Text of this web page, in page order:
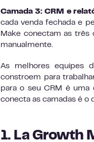
Camada 3: CRM e
cada venda fechada e
Make conectam as três
manualmente.
As melhores equipes
constroem para
para o seu CRM é uma
conecta as camadas é o
1. La Growth